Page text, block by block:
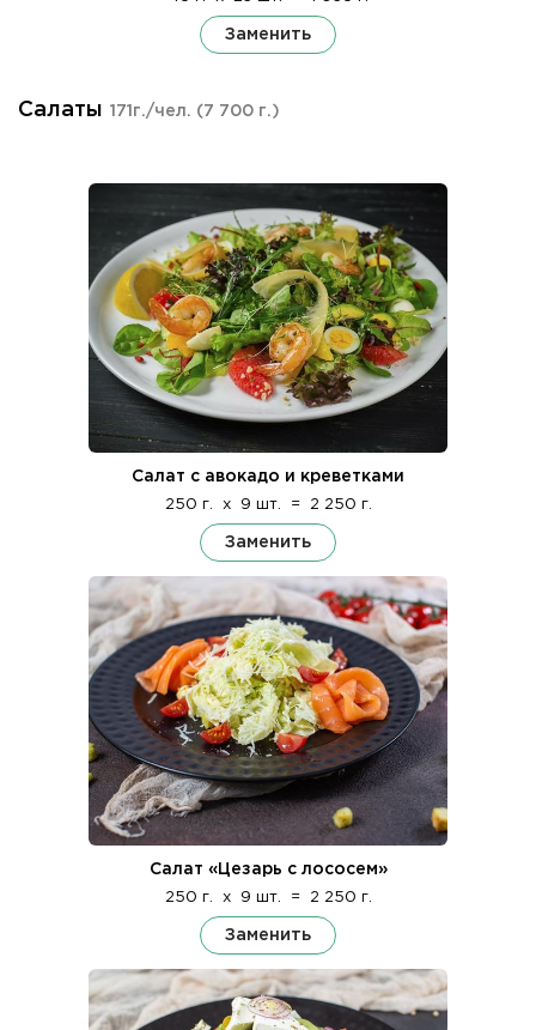
Заменить
Салаты 171г./чел. (7 700 г.)
Салат с авокадо и креветками
250 г. x 9 шт. = 2 250 г.
Заменить
Салат «Цезарь с лососем»
250 г. x 9 шт. = 2 250 г.
Заменить